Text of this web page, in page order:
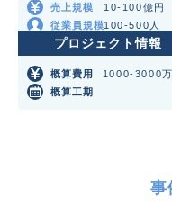
売上規模
10-100億円
従業員規模100-500人
プロジェクト情報
概算費用
1000-3000
概算工期
事